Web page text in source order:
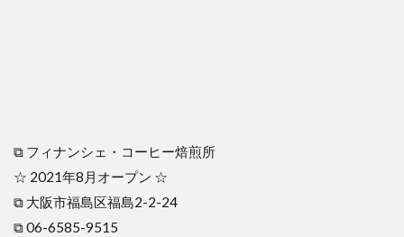
⧉ フィナンシェ・コーヒー焙煎所
☆ 2021年8月オープン ☆
⧉ 大阪市福島区福島2-2-24
⧉ 06-6585-9515